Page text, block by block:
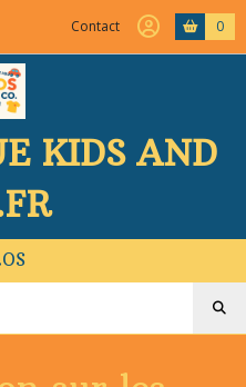
Contact 0
KIDS AND